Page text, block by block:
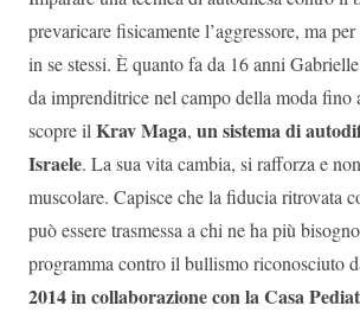
prevaricare fisicamente l’aggressore, ma
in se stessi. È quanto fa da 16 anni
da imprenditrice nel campo della moda fino
scopre ilKrav Maga, un sistema di
Israele. La sua vita cambia, si rafforza e
muscolare. Capisce che la fiducia ritrovata
può essere trasmessa a chi ne ha più
programma contro il bullismo riconosciuto
2014 in collaborazione con la Casa